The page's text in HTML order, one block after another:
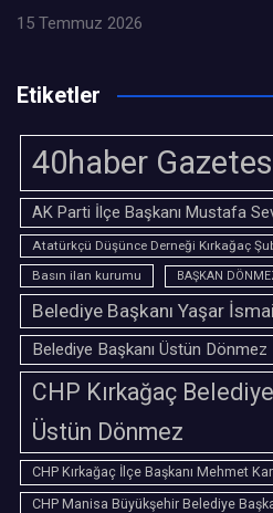
15 Temmuz 2026
Etiketler
40haber
AK Parti İlçe Başkanı Mustafa
Atatürkçü Düşünce Derneği Kırkağaç
Basın ilan kurumu
BAŞKAN
Belediye Başkanı Yaşar
Belediye Başkanı Üstün Dönmez
CHP Kırkağaç
Üstün Dönmez
CHP Kırkağaç İlçe Başkanı Mehmet
CHP Manisa Büyükşehir Belediye